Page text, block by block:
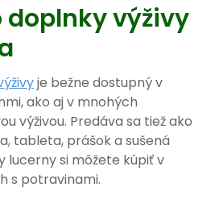
doplnky výživy
je bežne dostupný v
ako aj v mnohých
výživou. Predáva sa tiež ako
tableta, prášok a sušená
lucerny si môžete kúpiť v
s potravinami.